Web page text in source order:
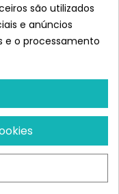
18,00%; Fibra bruta
7,00%; Cálcio
Omega-3 0,90%;
1200mg/kg; Sulfato
são utilizados
e anúncios
e o processamento